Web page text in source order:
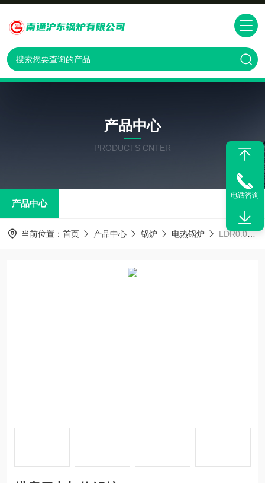
产品中心
PRODUCTS CNTER
产品中心
当前位置： 首页 产品中心 锅炉 电热锅炉 LDR0.05-LDR1.0烘房用电加热锅炉
电话咨询